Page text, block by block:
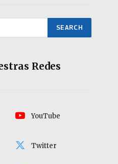
Redes
YouTube
Twitter